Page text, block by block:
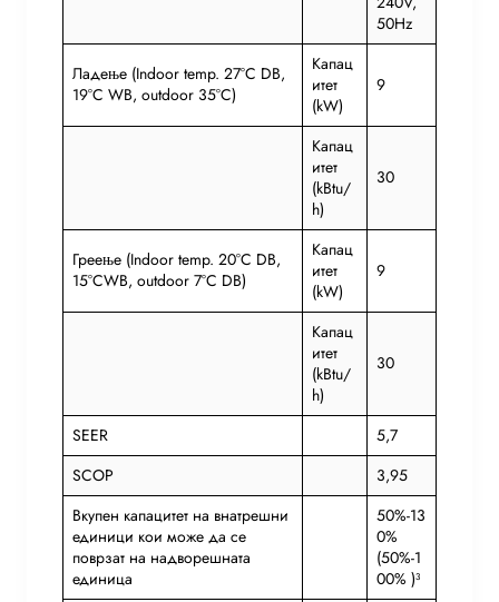
50Hz
Ладење (Indoor temp. 27°C DB,
19°C WB, outdoor 35°C)
Капац
итет
(kW)
9
Капац
итет
(kBtu/
h)
30
Греење (Indoor temp. 20°C DB,
15°CWB, outdoor 7°C DB)
Капац
итет
(kW)
9
Капац
итет
(kBtu/
h)
30
SEER
5,7
SCOP
3,95
Вкупен капацитет на внатрешни
единици кои може да се
поврзат на надворешната
единица
50%-13
0%
(50%-1
00% )³